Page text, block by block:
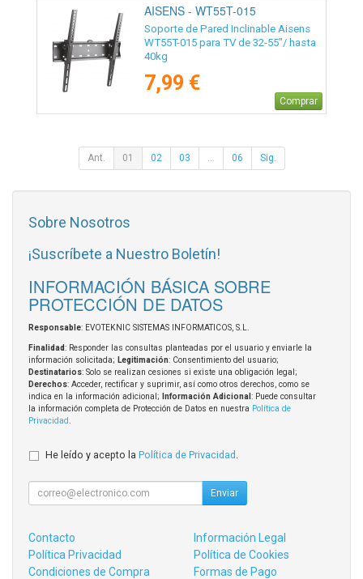
AISENS - WT55T-015
Soporte de Pared Inclinable Aisens
WT55T-015 para TV de 32-55"/ hasta
40kg
7,99 €
Comprar
Ant. 01 02 03 06 Sig.
Sobre Nosotros
¡Suscríbete a Nuestro Boletín!
INFORMACIÓN BÁSICA SOBRE
PROTECCIÓN DE DATOS
Responsable: EVOTEKNIC SISTEMAS INFORMATICOS, S.L.
Finalidad: Responder las consultas planteadas por el usuario y enviarle la
información solicitada; Legitimación: Consentimiento del usuario;
Destinatarios: Solo se realizan cesiones si existe una obligación legal;
Derechos: Acceder, rectificar y suprimir, así como otros derechos, como se
indica en la información adicional;
Información Adicional : Puede consultar
la información completa de Protección de Datos en nuestra Política de
Privacidad
He leído y acepto la Política de Privacidad
Enviar
Contacto
Información Legal
Política Privacidad
Política de Cookies
Condiciones de Compra
Formas de Pago